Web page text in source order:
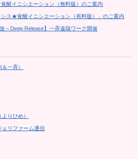
醒イニシエーション（無料版）のご案内
ス★覚醒イニシエーション（有料版）」のご案内
～Deep Release】一斉遠隔ワーク開催
一斉）
りひめ）
ェリファーム通信